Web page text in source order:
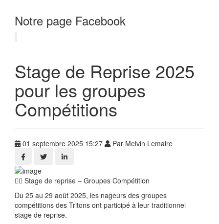
Notre page Facebook
Stage de Reprise 2025
pour les groupes
Compétitions
01 septembre 2025 15:27 Par Melvin Lemaire
🏊‍♂️ Stage de reprise – Groupes Compétition
Du 25 au 29 août 2025, les nageurs des groupes
compétitions des Tritons ont participé à leur traditionnel
stage de reprise.